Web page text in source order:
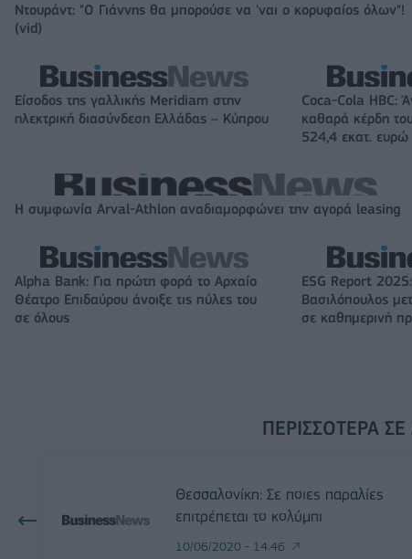
Ντουράντ: "Ο Γιάννης θα μπορούσε να 'ναι ο κορυφαίος όλων"!
(vid)
Είσοδος της γαλλικής Meridiam στην
ηλεκτρική διασύνδεση Ελλάδας – Κύπρου
Coca-Cola HBC:
καθαρά κέρδη
524,4 εκατ. ευρώ
Η συμφωνία Arval-Athlon αναδιαμορφώνει την αγορά leasing
Alpha Bank: Για πρώτη φορά το Αρχαίο
Θέατρο Επιδαύρου άνοιξε τις πύλες του
σε όλους
ESG Report
Βασιλόπουλος
σε καθημερινή
ΠΕΡΙΣΣΌΤΕΡΑ
Θεσσαλονίκη: Σε ποιες παραλίες
επιτρέπεται το κολύμπι
10/06/2020 - 14:46